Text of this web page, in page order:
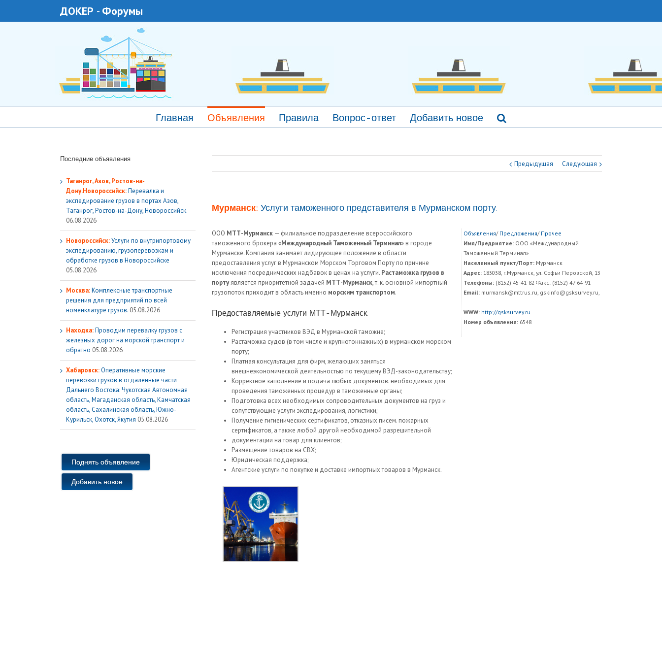
ДОКЕР - Форумы
Главная Объявления Правила Вопрос-ответ Добавить новое
Предыдущая Следующая
Мурманск: Услуги таможенного представителя в Мурманском порту.
ООО МТТ-Мурманск — филиальное подразделение всероссийского
таможенного брокера «Международный Таможенный Терминал» в городе
Мурманске. Компания занимает лидирующее положение в области
предоставления услуг в Мурманском Морском Торговом Порту по причине
исключения посреднических надбавок в ценах на услуги. Растаможка грузов в
портуявляется приоритетной задачей МТТ-Мурманск, т. к. основной импортный
грузопоток приходит в область именно морским транспортом.
Предоставляемые услуги МТТ-Мурманск:
Регистрация участников ВЭД в Мурманской таможне;
Растаможка судов (в том числе и крупнотоннажных) в мурманском морском
порту;
Платная консультация для фирм, желающих заняться
внешнеэкономической деятельностью по текущему ВЭД-законодательству;
Корректное заполнение и подача любых документов. необходимых для
проведения таможенных процедур в таможенные органы;
Подготовка всех необходимых сопроводительных документов на груз и
сопутствующие услуги экспедирования, логистики;
Получение гигиенических сертификатов, отказных писем. пожарных
сертификатов, а также любой другой необходимой разрешительной
документации на товар для клиентов;
Размещение товаров на СВХ;
Юридическая поддержка;
Агентские услуги по покупке и доставке импортных товаров в Мурманск.
Объявления/ Предложения/ Прочее
Имя/Предриятие: ООО «Международный
Таможенный Терминал»
Населенный пункт/Порт: Мурманск
Адрес: 183038, г.Мурманск, ул. Софьи Перовской, 13
Телефоны: (8152) 45-41-82 Факс: (8152) 47-64-91
Email: murmansk@mttrus.ru, gskinfo@gsksurvey.ru,
WWW: http://gsksurvey.ru
Номер объявления: 6548
Последние объявления
Таганрог, Азов, Ростов-на-
Дону.Новороссийск:Перевалка и
экспедирование грузов в портах Азов,
Таганрог, Ростов-на-Дону, Новороссийск.
06.08.2026
Новороссийск:Услуги по внутрипортовому
экспедированию, грузоперевозкам и
обработке грузов в Новороссийске
05.08.2026
Москва:Комплексные транспортные
решения для предприятий по всей
номенклатуре грузов. 05.08.2026
Находка:Проводим перевалку грузов с
железных дорог на морской транспорт и
обратно 05.08.2026
Хабаровск:Оперативные морские
перевозки грузов в отдаленные части
Дальнего Востока: Чукотская Автономная
область, Магаданская область, Камчатская
область, Сахалинская область, Южно-
Курильск, Охотск, Якутия 05.08.2026
Поднять объявление
Добавить новое